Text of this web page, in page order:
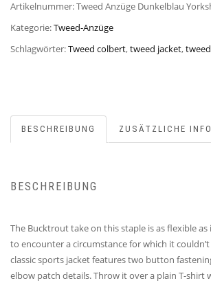
Artikelnummer:Tweed Anzüge Dunkelblau
Kategorie:Tweed-Anzüge
Schlagwörter:Tweed colbert,tweed jacket,
BESCHREIBUNG ZUSÄTZLICHE
BESCHREIBUNG
The Bucktrout take on this staple is as flexible as
to encounter a circumstance for which it
classic sports jacket features two button
elbow patch details. Throw it over a plain T-shirt